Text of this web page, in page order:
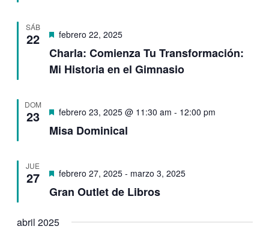
SÁB
22
Charla: Comienza Tu Transformación:
Mi Historia en el Gimnasio
Destacado
febrero 22, 2025
DOM
23
Misa Dominical
Destacado
febrero 23, 2025 @ 11:30 am - 12:00 pm
JUE
27
Gran Outlet de Libros
Destacado
febrero 27, 2025- marzo 3, 2025
abril 2025